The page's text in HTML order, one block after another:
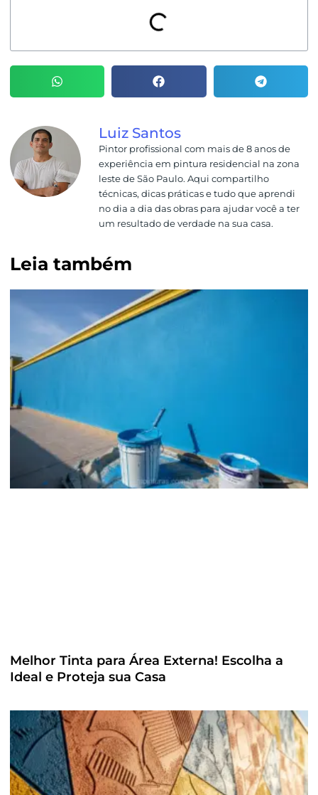
Luiz Santos
Pintor profissional com mais de 8 anos de
experiência em pintura residencial na zona
leste de São Paulo. Aqui compartilho
técnicas, dicas práticas e tudo que aprendi
no dia a dia das obras para ajudar você a ter
um resultado de verdade na sua casa.
Leia também
Melhor Tinta para Área Externa! Escolha a
Ideal e Proteja sua Casa